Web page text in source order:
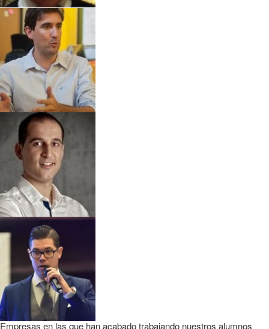
Empresas en las que han acabado trabajando nuestros alumnos